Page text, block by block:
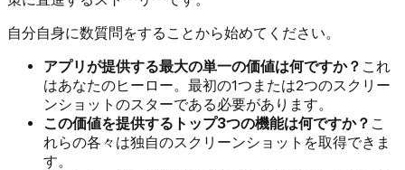
自分自身に数質問をすることから始めてください。
アプリが提供する最大の単一の価値は何ですか？ これ
はあなたのヒーロー。最初の1つまたは2つのスクリー
ンショットのスターである必要があります。
この価値を提供するトップ3つの機能は何ですか？ こ
れらの各々は独自のスクリーンショットを取得できま
す。